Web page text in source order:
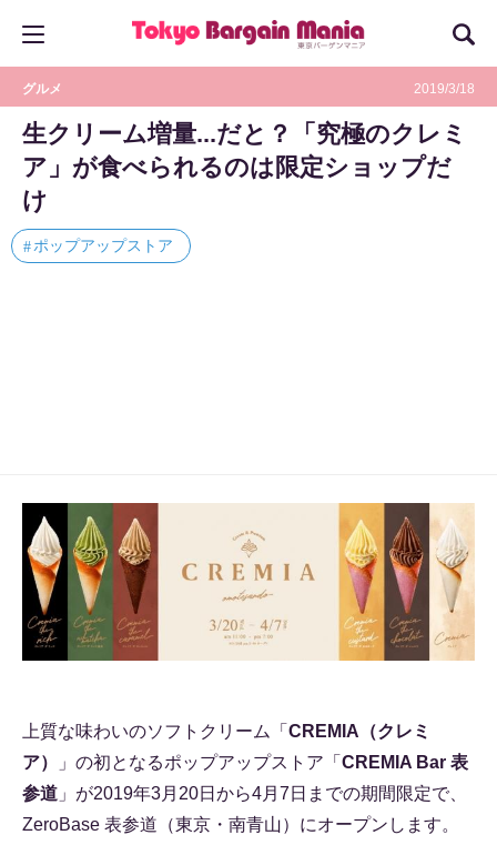
グルメ 2019/3/18
生クリーム増量...だと？「究極のクレミ
ア」が食べられるのは限定ショップだ
け
ポップアップストア
上質な味わいのソフトクリーム「 CREMIA（クレミ
ア）
」の初となるポップアップストア「 CREMIA Bar 表
参道 」が2019年3月20日から4月7日までの期間限定で、
ZeroBase 表参道（東京・南青山）にオープンします。